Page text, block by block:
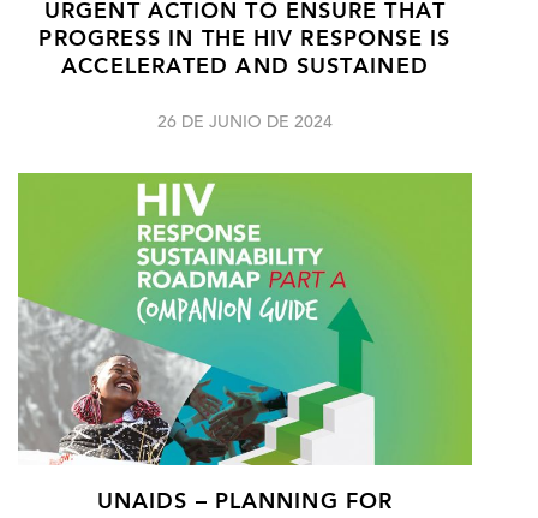
URGENT ACTION TO ENSURE THAT
PROGRESS IN THE HIV RESPONSE IS
ACCELERATED AND SUSTAINED
26 DE JUNIO DE 2024
UNAIDS – PLANNING FOR